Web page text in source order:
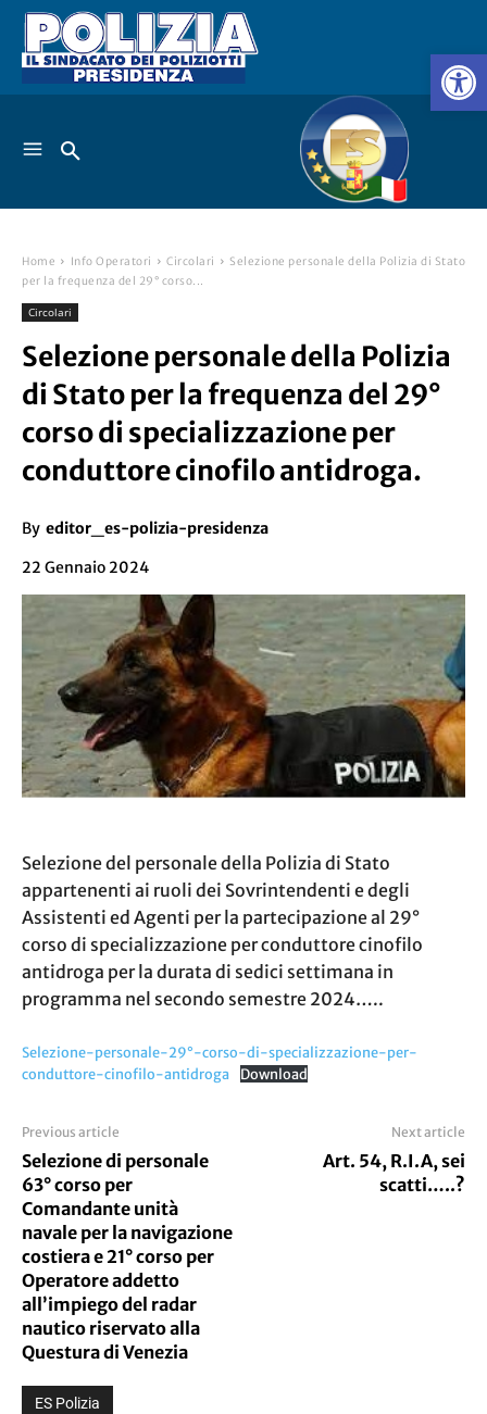
Home Info Operatori Circolari
Selezione personale della Polizia di Stato
per la frequenza del 29° corso...
Circolari
Selezione personale della Polizia
di Stato per la frequenza del 29°
corso di specializzazione per
conduttore cinofilo antidroga.
By editor_es-polizia-presidenza
22 Gennaio 2024
Selezione del personale della Polizia di Stato
appartenenti ai ruoli dei Sovrintendenti e degli
Assistenti ed Agenti per la partecipazione al 29°
corso di specializzazione per conduttore cinofilo
antidroga per la durata di sedici settimana in
programma nel secondo semestre 2024…..
Selezione-personale-29°-corso-di-specializzazione-per-
conduttore-cinofilo-antidroga
Download
Previous article
Selezione di personale
63° corso per
Comandante unità
navale per la navigazione
costiera e 21° corso per
Operatore addetto
all’impiego del radar
nautico riservato alla
Questura di Venezia
Next article
Art. 54, R.I.A, sei
scatti…..?
ES Polizia